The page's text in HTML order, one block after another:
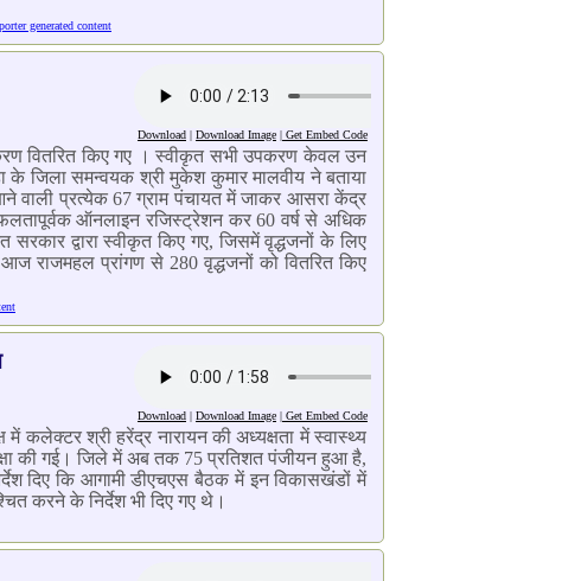
generated content
Download | Download Image | Get Embed Code
वितरित किए गए । स्वीकृत सभी उपकरण केवल उन
के जिला समन्वयक श्री मुकेश कुमार मालवीय ने बताया
वाली प्रत्येक 67 ग्राम पंचायत में जाकर आसरा केंद्र
ऑनलाइन रजिस्ट्रेशन कर 60 वर्ष से अधिक
द्वारा स्वीकृत किए गए, जिसमें वृद्धजनों के लिए
राजमहल प्रांगण से 280 वृद्धजनों को वितरित किए
Download | Download Image | Get Embed Code
कलेक्टर श्री हरेंद्र नारायन की अध्यक्षता में स्वास्थ्य
की गई। जिले में अब तक 75 प्रतिशत पंजीयन हुआ है,
दिए कि आगामी डीएचएस बैठक में इन विकासखंडों में
करने के निर्देश भी दिए गए थे।